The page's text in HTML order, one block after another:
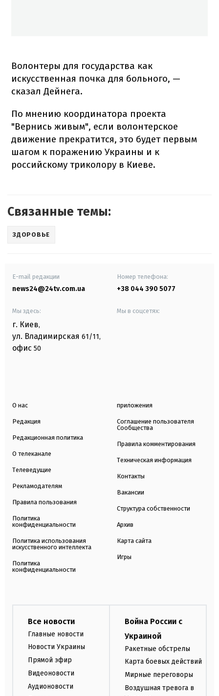
Волонтеры для государства как
искусственная почка для больного, —
сказал Дейнега.
По мнению координатора проекта
"Вернись живым", если волонтерское
движение прекратится, это будет первым
шагом к поражению Украины и к
российскому триколору в Киеве.
Связанные темы:
ЗДОРОВЬЕ
E-mail редакции
news24@24tv.com.ua
Номер телефона:
+38 044 390 5077
Мы здесь:
г. Киев,
ул. Владимирская 61/11,
офис 50
Мы в соцсетях:
О нас
Редакция
Редакционная политика
О телеканале
Телеведущие
Рекламодателям
Правила пользования
Политика
конфиденциальности
Политика использования
искусственного интеллекта
Политика
конфиденциальности
приложения
Соглашение пользователя
Сообщества
Правила комментирования
Техническая информация
Контакты
Вакансии
Структура собственности
Архив
Карта сайта
Игры
Все новости
Главные новости
Новости Украины
Прямой эфир
Видеоновости
Аудионовости
Война России с
Украиной
Ракетные обстрелы
Карта боевых действий
Мирные переговоры
Воздушная тревога в